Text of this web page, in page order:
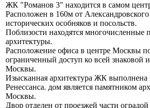
ЖК "Романов 3" находится в самом
Расположен в 160м от
исторических особняков и посольств.
Поблизости находятся многочисленные
архитектуры.
Расположение офиса в центре Москвы
ограниченный доступ ко всей знаковой
Москвы.
Изысканная архитектура ЖК выполнена
Ренессанса. дом является памятником
Москвы.
Двор отделен от проезжей части